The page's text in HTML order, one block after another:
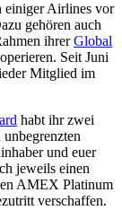
einiger Airlines vor
gehören auch
ihrerGlobal
Seit Juni
Mitglied im
habt ihr zwei
und euer
jeweils einen
AMEX Platinum
verschaffen.